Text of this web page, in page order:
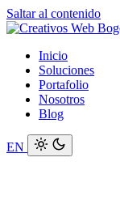
Saltar al contenido
Inicio
Soluciones
Portafolio
Nosotros
Blog
EN